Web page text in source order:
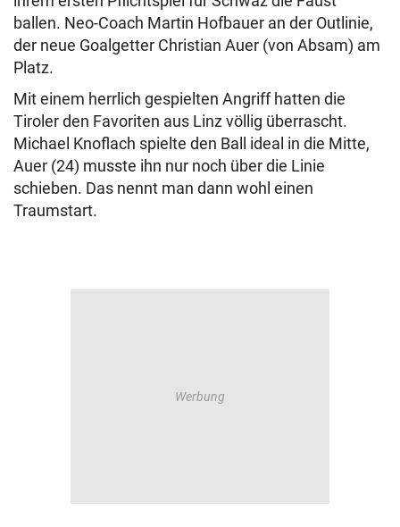
ballen. Neo-Coach Martin Hofbauer an der Outlinie,
der neue Goalgetter Christian Auer (von Absam) am
Platz.
Mit einem herrlich gespielten Angriff hatten die
Tiroler den Favoriten aus Linz völlig überrascht.
Michael Knoflach spielte den Ball ideal in die Mitte,
Auer (24) musste ihn nur noch über die Linie
schieben. Das nennt man dann wohl einen
Traumstart.